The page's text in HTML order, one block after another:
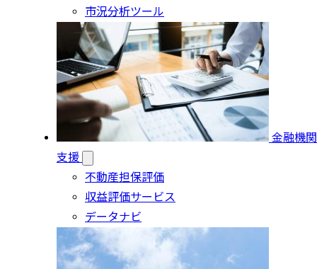
市況分析ツール
金融機関
支援
不動産担保評価
収益評価サービス
データナビ